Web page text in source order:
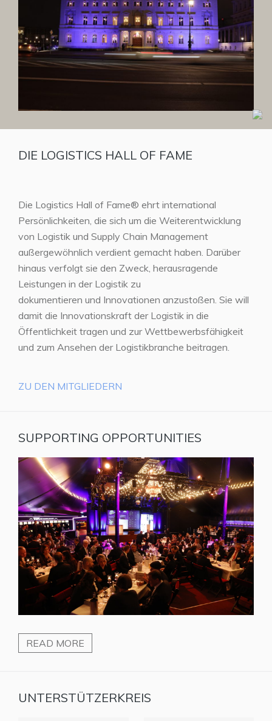
DIE LOGISTICS HALL OF FAME
Die Logistics Hall of Fame® ehrt international
Persönlichkeiten, die sich um die Weiterentwicklung
von Logistik und Supply Chain Management
außergewöhnlich verdient gemacht haben. Darüber
hinaus verfolgt sie den Zweck, herausragende
Leistungen in der Logistik zu
dokumentieren und Innovationen anzustoßen. Sie will
damit die Innovationskraft der Logistik in die
Öffentlichkeit tragen und zur Wettbewerbsfähigkeit
und zum Ansehen der Logistikbranche beitragen.
ZU DEN MITGLIEDERN
SUPPORTING OPPORTUNITIES
READ MORE
UNTERSTÜTZERKREIS